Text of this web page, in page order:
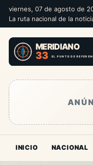
viernes, 07 de agosto de
La ruta nacional de la
INICIO NACIONAL